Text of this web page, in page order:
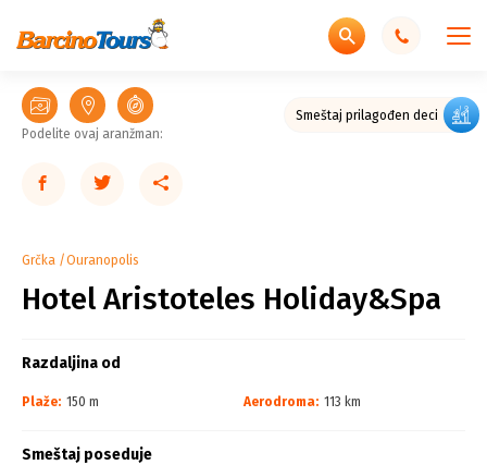
Smeštaj prilagođen deci
Podelite ovaj aranžman:
Grčka Ouranopolis
Hotel Aristoteles Holiday&Spa
Razdaljina od
Plaže: 150 m Aerodroma: 113 km
Smeštaj poseduje